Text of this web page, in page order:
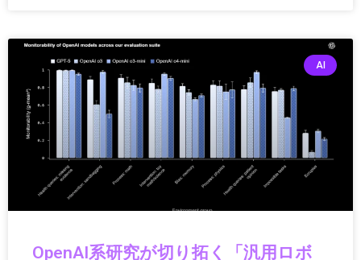
ウェアラブルガジェット
ウェアラブルテクノロジー
ウェアラブルデバイス
エッジAI
エネルギー
エネルギー/インフラ
エネルギーインフラ
エネルギーテクノロジー
エネルギー技術
エンタメ・ポップカルチャー
AI
OpenAI系研究が切り拓く「汎用ロボ